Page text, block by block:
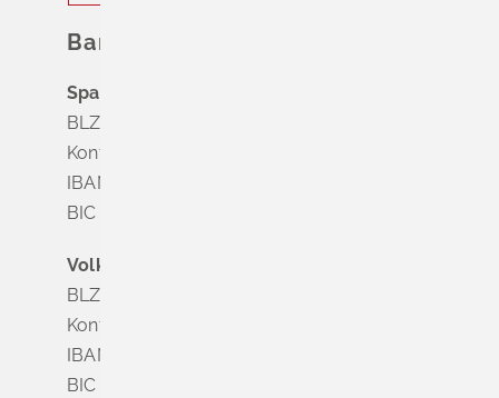
Bankverbindung
Sparkasse Markgräflerland Müllheim
BLZ 683 518 65
Konto Nr. 8 028 524
IBAN DE63 6835 1865 0008 0285 24
BIC SOLADES1MGL
Volksbank Dreiländereck
BLZ 683 900 00
Konto Nr. 3 500 004
IBAN DE56 6839 0000 0003 5000 04
BIC VOLODE66